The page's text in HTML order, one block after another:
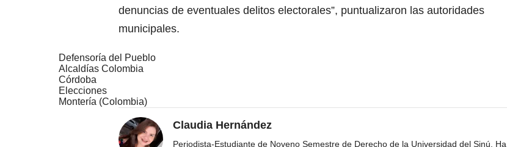
denuncias de eventuales delitos electorales”, puntualizaron las autoridades
municipales.
Defensoría del Pueblo
Alcaldías Colombia
Córdoba
Elecciones
Montería (Colombia)
Claudia Hernández
Periodista-Estudiante de Noveno Semestre de Derecho de la Universidad del Sinú. Ha